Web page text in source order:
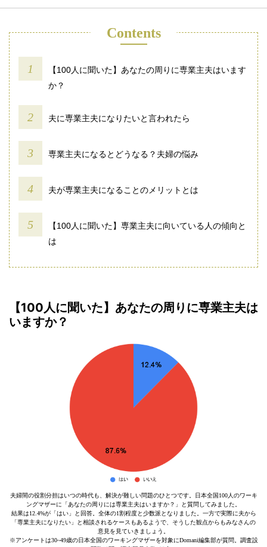
Contents
【100人に聞いた】あなたの周りに専業主夫はいます
か？
夫に専業主夫になりたいと言われたら
専業主夫になるとどうなる？夫婦の悩み
夫が専業主夫になることのメリットとは
【100人に聞いた】専業主夫に向いている人の傾向と
は
【100人に聞いた】あなたの周りに専業主夫は
いますか？
夫婦間の役割分担はいつの時代も、解決が難しい問題のひとつです。日本全国100人のワーキ
ングマザーに「あなたの周りには専業主夫はいますか？」と質問してみました。
結果は12.4%が「はい」と回答。全体の1割程度と少数派となりました。一方で実際に夫から
「専業主夫になりたい」と相談されるケースもあるようで、そうした観点からもみなさんの
意見を見ていきましょう。
※アンケートは30~49歳の日本全国のワーキングマザーを対象にDomani編集部が質問。調査設